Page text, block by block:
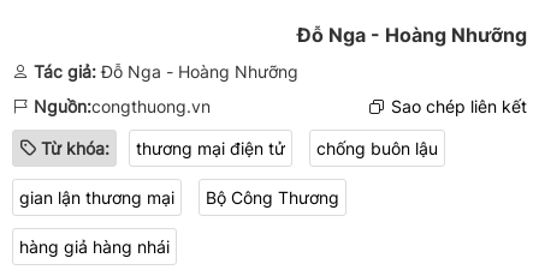
Đỗ Nga - Hoàng Nhưỡng
Tác giả:Đỗ Nga - Hoàng Nhưỡng
Nguồn:congthuong.vn Sao chép liên kết
Từ khóa: thương mại điện tử chống buôn lậu
gian lận thương mại Bộ Công Thương
hàng giả hàng nhái